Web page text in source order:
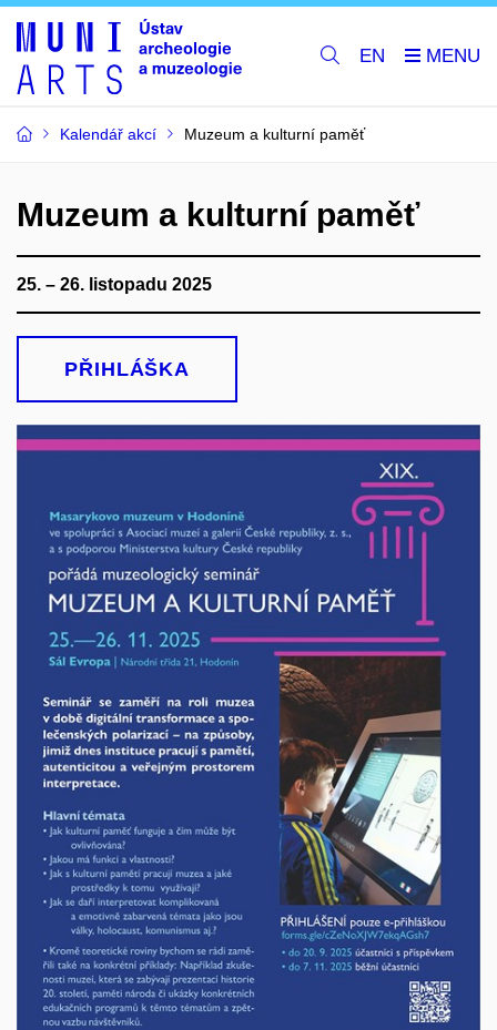
EN
Kalendář akcí Muzeum a kulturní paměť
Muzeum a kulturní paměť
25. – 26. listopadu 2025
PŘIHLÁŠKA